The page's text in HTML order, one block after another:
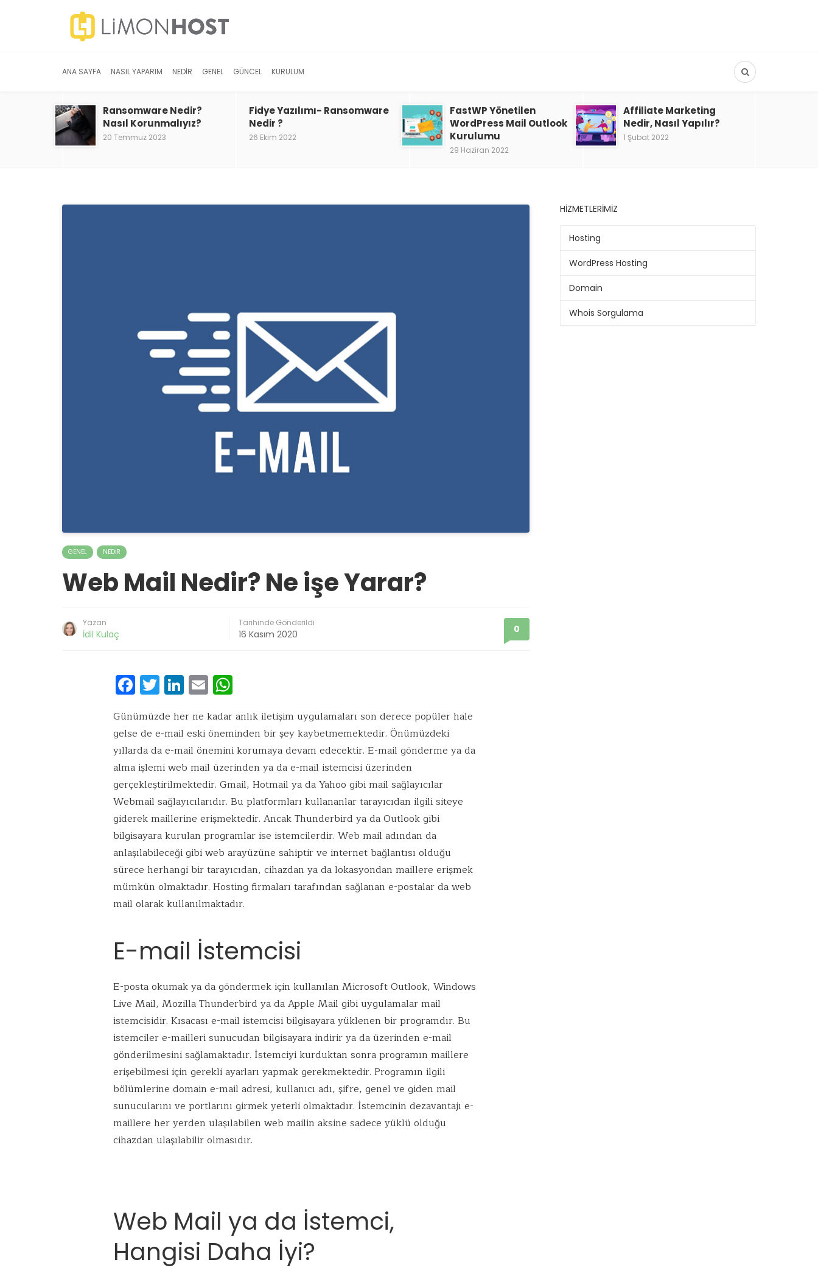
ANA SAYFA NASIL YAPARIM NEDIR GENEL GÜNCEL KURULUM
Ransomware Nedir?
Nasıl Korunmalıyız?
20 Temmuz 2023
Fidye Yazılımı- Ransomware
Nedir ?
26 Ekim 2022
FastWP Yönetilen
WordPress Mail Outlook
Kurulumu
29 Haziran 2022
Affiliate Marketing
Nedir, Nasıl Yapılır?
1 Şubat 2022
GENEL NEDIR
Web Mail Nedir? Ne işe Yarar?
Yazan
İdil Kulaç
Tarihinde Gönderildi
16 Kasım 2020 0
F
ac
e
b
o
o
k
T
w
it
te
r
Li
n
k
e
dI
n
E
m
ai
l
at
s
A
p
p
Günümüzde her ne kadar anlık iletişim uygulamaları son derece popüler hale
gelse de e-mail eski öneminden bir şey kaybetmemektedir. Önümüzdeki
yıllarda da e-mail önemini korumaya devam edecektir. E-mail gönderme ya da
alma işlemi web mail üzerinden ya da e-mail istemcisi üzerinden
gerçekleştirilmektedir. Gmail, Hotmail ya da Yahoo gibi mail sağlayıcılar
Webmail sağlayıcılarıdır. Bu platformları kullananlar tarayıcıdan ilgili siteye
giderek maillerine erişmektedir. Ancak Thunderbird ya da Outlook gibi
bilgisayara kurulan programlar ise istemcilerdir. Web mail adından da
anlaşılabileceği gibi web arayüzüne sahiptir ve internet bağlantısı olduğu
sürece herhangi bir tarayıcıdan, cihazdan ya da lokasyondan maillere erişmek
mümkün olmaktadır. Hosting firmaları tarafından sağlanan e-postalar da web
mail olarak kullanılmaktadır.
E-mail İstemcisi
E-posta okumak ya da göndermek için kullanılan Microsoft Outlook, Windows
Live Mail, Mozilla Thunderbird ya da Apple Mail gibi uygulamalar mail
istemcisidir. Kısacası e-mail istemcisi bilgisayara yüklenen bir programdır. Bu
istemciler e-mailleri sunucudan bilgisayara indirir ya da üzerinden e-mail
gönderilmesini sağlamaktadır. İstemciyi kurduktan sonra programın maillere
erişebilmesi için gerekli ayarları yapmak gerekmektedir. Programın ilgili
bölümlerine domain e-mail adresi, kullanıcı adı, şifre, genel ve giden mail
sunucularını ve portlarını girmek yeterli olmaktadır. İstemcinin dezavantajı e-
maillere her yerden ulaşılabilen web mailin aksine sadece yüklü olduğu
cihazdan ulaşılabilir olmasıdır.
Web Mail ya da İstemci,
Hangisi Daha İyi?
HIZMETLERIMIZ
Hosting
WordPress Hosting
Domain
Whois Sorgulama